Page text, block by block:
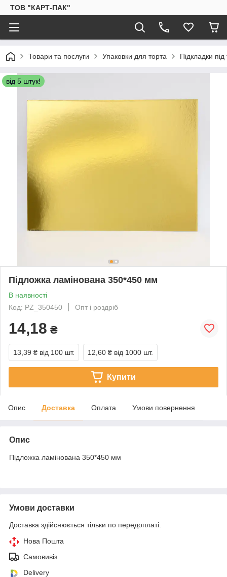
ТОВ "КАРТ-ПАК"
Товари та послуги Упаковки для торта Підкладки під
від 5 штук!
Підложка ламінована 350*450 мм
В наявності
Код: PZ_350450
Опт і роздріб
14,18 ₴
13,39 ₴ від 100 шт. 12,60 ₴ від 1000 шт.
Купити
Опис Доставка Оплата Умови повернення
Опис
Підложка ламінована 350*450 мм
Умови доставки
Доставка здійснюється тільки по передоплаті.
Нова Пошта
Самовивіз
Delivery